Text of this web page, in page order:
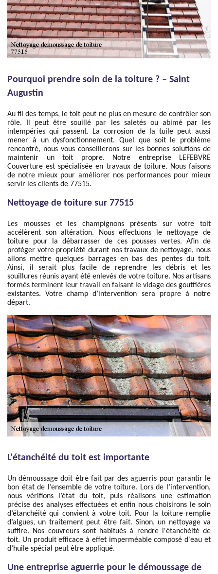
Pourquoi prendre soin de la toiture ? – Saint
Augustin
Au fil des temps, le toit peut ne plus en mesure de contrôler son
rôle. Il peut être souillé par les saletés ou abimé par les
intempéries qui passent. La corrosion de la tuile peut aussi
mener à un dysfonctionnement. Quel que soit le problème
rencontré, nous vous conseillerons sur les bonnes solutions de
maintenir un toit propre. Notre entreprise LEFEBVRE
Couverture est spécialisée en travaux de toiture. Nous faisons
de notre mieux pour améliorer nos performances pour mieux
servir les clients de 77515.
Nettoyage de toiture sur 77515
Les mousses et les champignons présents sur votre toit
accélèrent son altération. Nous effectuons le nettoyage de
toiture pour la débarrasser de ces pousses vertes. Afin de
protéger votre propriété durant nos travaux de nettoyage, nous
allons mettre quelques barrages en bas des pentes du toit.
Ainsi, il serait plus facile de reprendre les débris et les
souillures réunis ayant été enlevés de votre toiture. Nos artisans
formés terminent leur travail en faisant le vidage des gouttières
existantes. Votre champ d’intervention sera propre à notre
départ.
L'étanchéité du toit est importante
Un démoussage doit être fait par des aguerris pour garantir le
bon état de l’ensemble de votre toiture. Lors de l’intervention,
nous vérifions l’état du toit, puis réalisons une estimation
précise des analyses effectuées et enfin nous choisirons le soin
d’étanchéité qui convient à votre toit. Pour la toiture remplie
d’algues, un traitement peut être fait. Sinon, un nettoyage va
suffire. Nos couvreurs sont habitués à rendre l'étanchéité de
toit. Un produit efficace à effet imperméable composé d'eau et
d’huile spécial peut être appliqué.
Une entreprise aguerrie pour le démoussage de